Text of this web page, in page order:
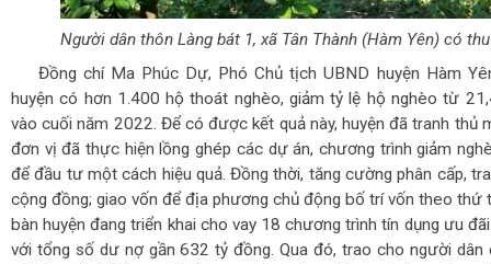
Người dân thôn Làng bát 1, xã Tân Thành (Hàm Yên) có
Đồng chí Ma Phúc Dự, Phó Chủ tịch UBND huyện Hàm
huyện có hơn 1.400 hộ thoát nghèo, giảm tỷ lệ hộ nghèo từ
vào cuối năm 2022. Để có được kết quả này, huyện đã tranh thủ
đơn vị đã thực hiện lồng ghép các dự án, chương trình giảm
để đầu tư một cách hiệu quả. Đồng thời, tăng cường phân cấp,
cộng đồng; giao vốn để địa phương chủ động bố trí vốn theo thứ
bàn huyện đang triển khai cho vay 18 chương trình tín dụng ưu
với tổng số dư nợ gần 632 tỷ đồng. Qua đó, trao cho người dân